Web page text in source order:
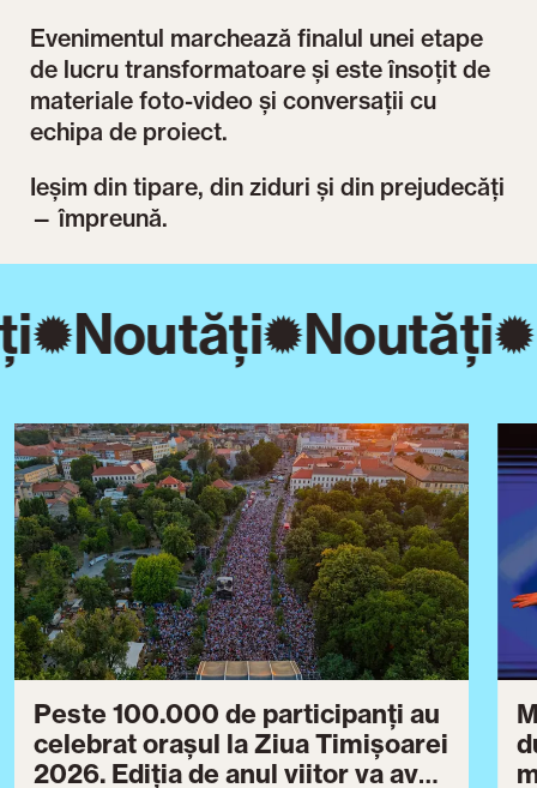
Evenimentul marchează finalul unei etape
de lucru transformatoare și este însoțit de
materiale foto-video și conversații cu
echipa de proiect.
Ieșim din tipare, din ziduri și din prejudecăți
— împreună.
Noutăți Noutăți
Peste 100.000 de participanți au
celebrat orașul la Ziua Timișoarei
2026. Ediția de anul viitor va avea